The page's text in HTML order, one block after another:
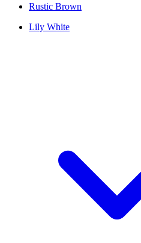
Rustic Brown
Lily White